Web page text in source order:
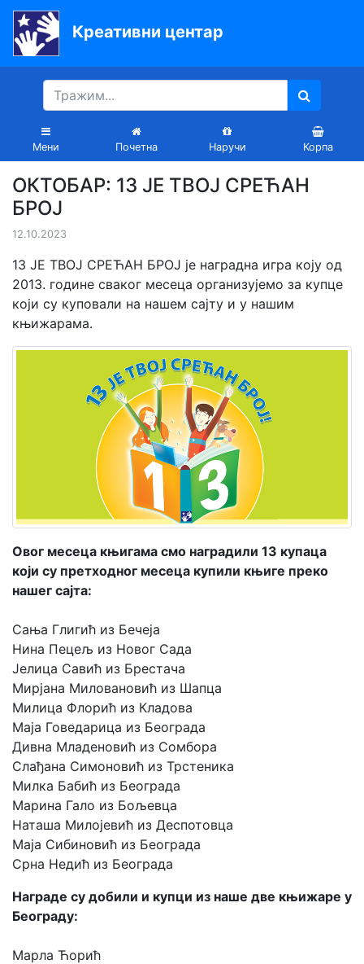
Креативни центар
Мени Почетна Наручи Корпа
Почетна
Књиге
Уџбеници
вртиће
Лектира
Акције
Блог
Latinica
ОКТОБАР: 13 ЈЕ ТВОЈ СРЕЋАН
БРОЈ
12.10.2023
13 ЈЕ ТВОЈ СРЕЋАН БРОЈ је наградна игра коју од
2013. године сваког месеца организујемо за купце
који су куповали на нашем сајту и у нашим
књижарама.
Овог месеца књигама смо наградили 13 купаца
који су претходног месеца купили књиге преко
нашег сајта:
Сања Глигић из Бечеја
Нина Пецељ из Новог Сада
Јелица Савић из Брестача
Мирјана Миловановић из Шапца
Милица Флорић из Кладова
Маја Говедарица из Београда
Дивна Младеновић из Сомбора
Слађана Симоновић из Трстеника
Милка Бабић из Београда
Марина Гало из Бољевца
Наташа Милојевић из Деспотовца
Маја Сибиновић из Београда
Срна Недић из Београда
Награде су добили и купци из наше две књижаре у
Београду:
Марла Ћорић